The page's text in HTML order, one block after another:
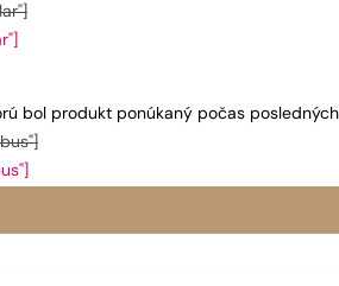
bol produkt ponúkaný počas